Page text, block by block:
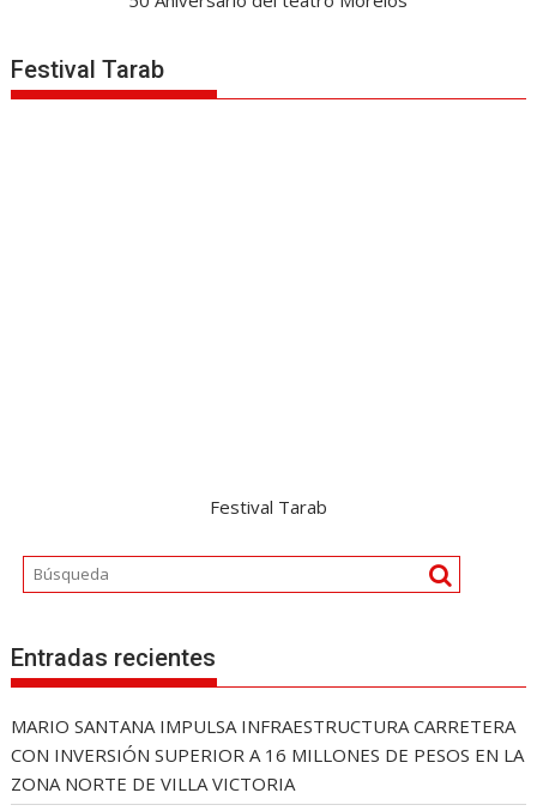
Festival Tarab
Festival Tarab
Entradas recientes
MARIO SANTANA IMPULSA INFRAESTRUCTURA CARRETERA
CON INVERSIÓN SUPERIOR A 16 MILLONES DE PESOS EN LA
ZONA NORTE DE VILLA VICTORIA